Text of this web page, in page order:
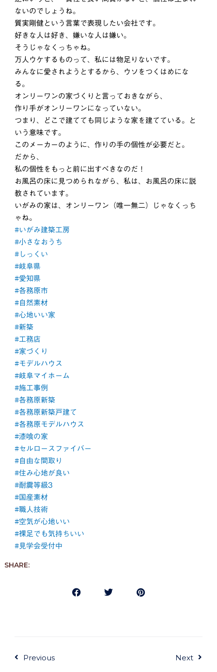
ないのでしょうね。
質実剛健という言葉で表現したい会社です。
好きな人は好き、嫌いな人は嫌い。
そうじゃなくっちゃね。
万人ウケするものって、私には物足りないです。
みんなに愛されようとするから、ウソをつくはめにな
る。
オンリーワンの家づくりと言っておきながら、
作り手がオンリーワンになっていない。
つまり、どこで建てても同じような家を建てている。と
いう意味です。
このメーカーのように、作りの手の個性が必要だと。
だから、
私の個性をもっと前に出すべきなのだ！
お風呂の床に見つめられながら、私は、お風呂の床に説
教されています。
いがみの家は、オンリーワン（唯一無二）じゃなくっち
ゃね。
#いがみ建築工房
#小さなおうち
#しっくい
#岐阜県
#愛知県
#各務原市
#自然素材
#心地いい家
#新築
#工務店
#家づくり
#モデルハウス
#岐阜マイホーム
#施工事例
#各務原新築
#各務原新築戸建て
#各務原モデルハウス
#漆喰の家
#セルロースファイバー
#自由な間取り
#住み心地が良い
#耐震等級3
#国産素材
#職人技術
#空気が心地いい
#裸足でも気持ちいい
#見学会受付中
SHARE:
Previous Next